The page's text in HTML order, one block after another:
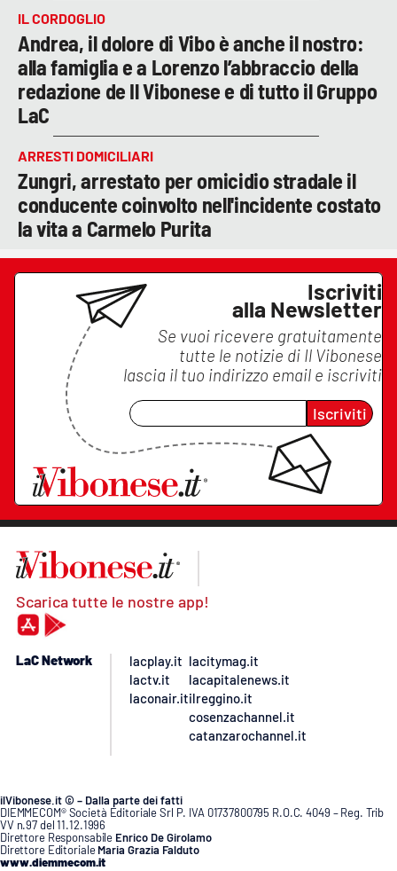
IL CORDOGLIO
Andrea, il dolore di Vibo è anche il nostro:
alla famiglia e a Lorenzo l’abbraccio della
redazione de Il Vibonese e di tutto il Gruppo
LaC
ARRESTI DOMICILIARI
Zungri, arrestato per omicidio stradale il
conducente coinvolto nell'incidente costato
la vita a Carmelo Purita
Iscriviti
alla Newsletter
Se vuoi ricevere gratuitamente
tutte le notizie di Il Vibonese
lascia il tuo indirizzo email e iscriviti
Iscriviti
Scarica tutte le nostre app!
LaC Network
lacplay.it
lactv.it
laconair.it
lacitymag.it
lacapitalenews.it
ilreggino.it
cosenzachannel.it
catanzarochannel.it
ilVibonese.it © – Dalla parte dei fatti
DIEMMECOM® Società Editoriale Srl P. IVA 01737800795 R.O.C. 4049 – Reg. Trib
VV n.97 del 11.12.1996
Direttore Responsabile Enrico De Girolamo
Direttore Editoriale Maria Grazia Falduto
www.diemmecom.it